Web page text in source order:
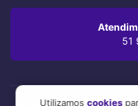
51
Utilizamos cookies